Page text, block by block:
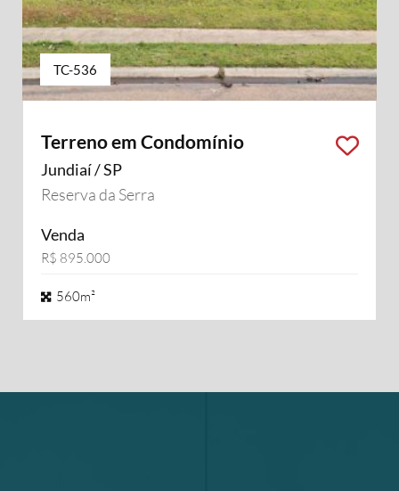
TC-536
Terreno em Condomínio
Jundiaí / SP
Reserva da Serra
Venda
R$ 895.000
560m²